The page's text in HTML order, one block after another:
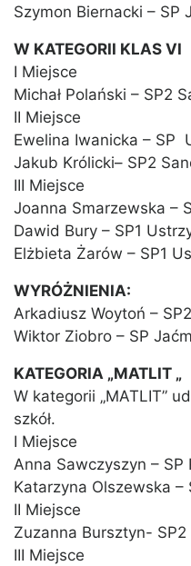
Szymon Biernacki – SP
W KATEGORII KLAS VI
I Miejsce
Michał Polański – SP2
II Miejsce
Ewelina Iwanicka – SP
Jakub Królicki– SP2
III Miejsce
Joanna Smarzewska –
Dawid Bury – SP1
Elżbieta Żarów – SP1
WYRÓŻNIENIA:
Arkadiusz Woytoń –
Wiktor Ziobro – SP
KATEGORIA „MATLIT „
W kategorii „MATLIT”
szkół.
I Miejsce
Anna Sawczyszyn – SP
Katarzyna Olszewska –
II Miejsce
Zuzanna Bursztyn- SP2
III Miejsce